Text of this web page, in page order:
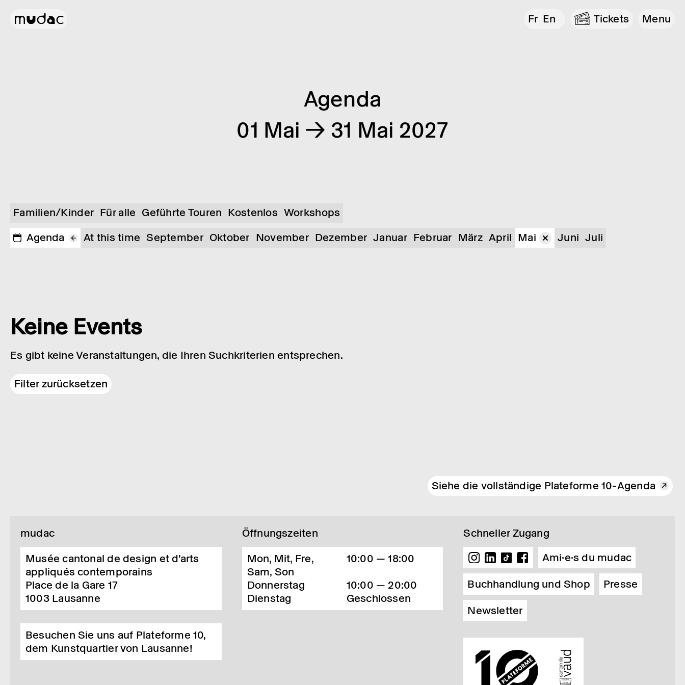
Fr En Tickets Menu
Agenda
01 Mai → 31 Mai 2027
Familien/Kinder Für alle Geführte Touren Kostenlos Workshops
Agenda
At this time September Oktober November Dezember Januar Februar März April Mai Juni Juli
Keine Events
Es gibt keine Veranstaltungen, die Ihren Suchkriterien entsprechen.
Filter zurücksetzen
Siehe die vollständige Plateforme 10-Agenda
mudac
Musée cantonal de design et d’arts
appliqués contemporains
Place de la Gare 17
1003 Lausanne
Besuchen Sie uns auf Plateforme 10,
dem Kunstquartier von Lausanne!
Öffnungszeiten
Mon, Mit, Fre,
Sam, Son
10:00 — 18:00
Donnerstag
10:00 — 20:00
Dienstag
Geschlossen
Schneller Zugang
Ami·e·s du mudac
Buchhandlung und Shop
Presse
Newsletter